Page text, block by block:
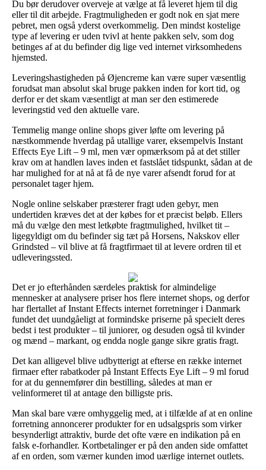
Du bør derudover overveje at vælge at få leveret hjem til dig
eller til dit arbejde. Fragtmuligheden er godt nok en sjat mere
pebret, men også yderst overkommelig. Den mindst kostelige
type af levering er uden tvivl at hente pakken selv, som dog
betinges af at du befinder dig lige ved internet virksomhedens
hjemsted.
Leveringshastigheden på Øjencreme kan være super væsentlig
forudsat man absolut skal bruge pakken inden for kort tid, og
derfor er det skam væsentligt at man ser den estimerede
leveringstid ved den aktuelle vare.
Temmelig mange online shops giver løfte om levering på
næstkommende hverdag på utallige varer, eksempelvis Instant
Effects Eye Lift – 9 ml, men vær opmærksom på at det stiller
krav om at handlen laves inden et fastslået tidspunkt, sådan at de
har mulighed for at nå at få de nye varer afsendt forud for at
personalet tager hjem.
Nogle online selskaber præsterer fragt uden gebyr, men
undertiden kræves det at der købes for et præcist beløb. Ellers
må du vælge den mest letkøbte fragtmulighed, hvilket tit –
ligegyldigt om du befinder sig tæt på Horsens, Nakskov eller
Grindsted – vil blive at få fragtfirmaet til at levere ordren til et
udleveringssted.
Det er jo efterhånden særdeles praktisk for almindelige
mennesker at analysere priser hos flere internet shops, og derfor
har flertallet af Instant Effects internet forretninger i Danmark
fundet det uundgåeligt at formindske priserne på specielt deres
bedst i test produkter – til juniorer, og desuden også til kvinder
og mænd – markant, og endda nogle gange sikre gratis fragt.
Det kan alligevel blive udbytterigt at efterse en række internet
firmaer efter rabatkoder på Instant Effects Eye Lift – 9 ml forud
for at du gennemfører din bestilling, således at man er
velinformeret til at antage den billigste pris.
Man skal bare være omhyggelig med, at i tilfælde af at en online
forretning annoncerer produkter for en udsalgspris som virker
besynderligt attraktiv, burde det ofte være en indikation på en
falsk e-forhandler. Kortbetalinger er på den anden side omfattet
af en orden, som værner kunden imod uærlige internet outlets.